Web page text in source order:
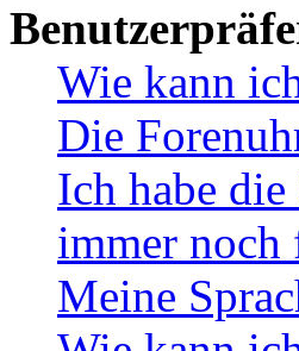
Wie kann
Die
Ich habe
immer noch
Meine